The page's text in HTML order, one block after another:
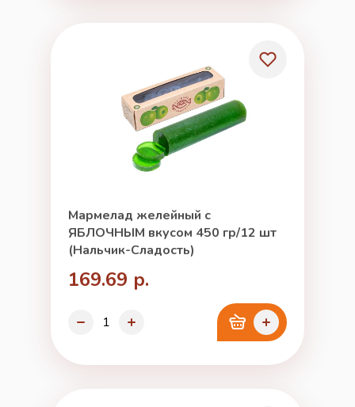
Мармелад желейный с
ЯБЛОЧНЫМ вкусом 450 гр/12 шт
(Нальчик-Сладость)
169.69 р.